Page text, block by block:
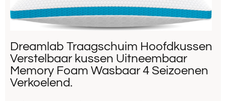
Dreamlab Traagschuim Hoofdkussen
Verstelbaar kussen Uitneembaar
Memory Foam Wasbaar 4 Seizoenen
Verkoelend.